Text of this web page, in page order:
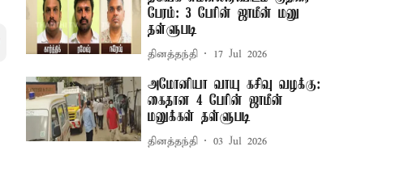
பேரம்: 3 பேரின் ஜாமீன் மனு
தள்ளுபடி
தினத்தந்தி 17 Jul 2026
அமோனியா வாயு கசிவு வழக்கு:
கைதான 4 பேரின் ஜாமீன்
மனுக்கள் தள்ளுபடி
தினத்தந்தி 03 Jul 2026